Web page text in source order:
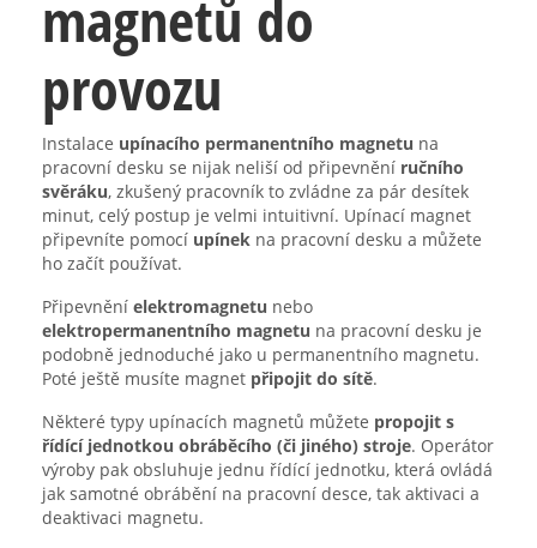
magnetů do
provozu
Instalace upínacího permanentního magnetu na
pracovní desku se nijak neliší od připevnění ručního
svěráku, zkušený pracovník to zvládne za pár desítek
minut, celý postup je velmi intuitivní. Upínací magnet
připevníte pomocí upínek na pracovní desku a můžete
ho začít používat.
Připevnění elektromagnetu nebo
elektropermanentního magnetu na pracovní desku je
podobně jednoduché jako u permanentního magnetu.
Poté ještě musíte magnet připojit do sítě.
Některé typy upínacích magnetů můžete propojit s
řídící jednotkou obráběcího (či jiného) stroje. Operátor
výroby pak obsluhuje jednu řídící jednotku, která ovládá
jak samotné obrábění na pracovní desce, tak aktivaci a
deaktivaci magnetu.